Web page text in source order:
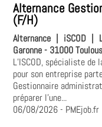
Alternance
(F/H)
Alternance | iSCOD |
Garonne - 31000
L’ISCOD, spécialiste
pour son entreprise
Gestionnaire
préparer l’une...
06/08/2026- PMEjob.fr